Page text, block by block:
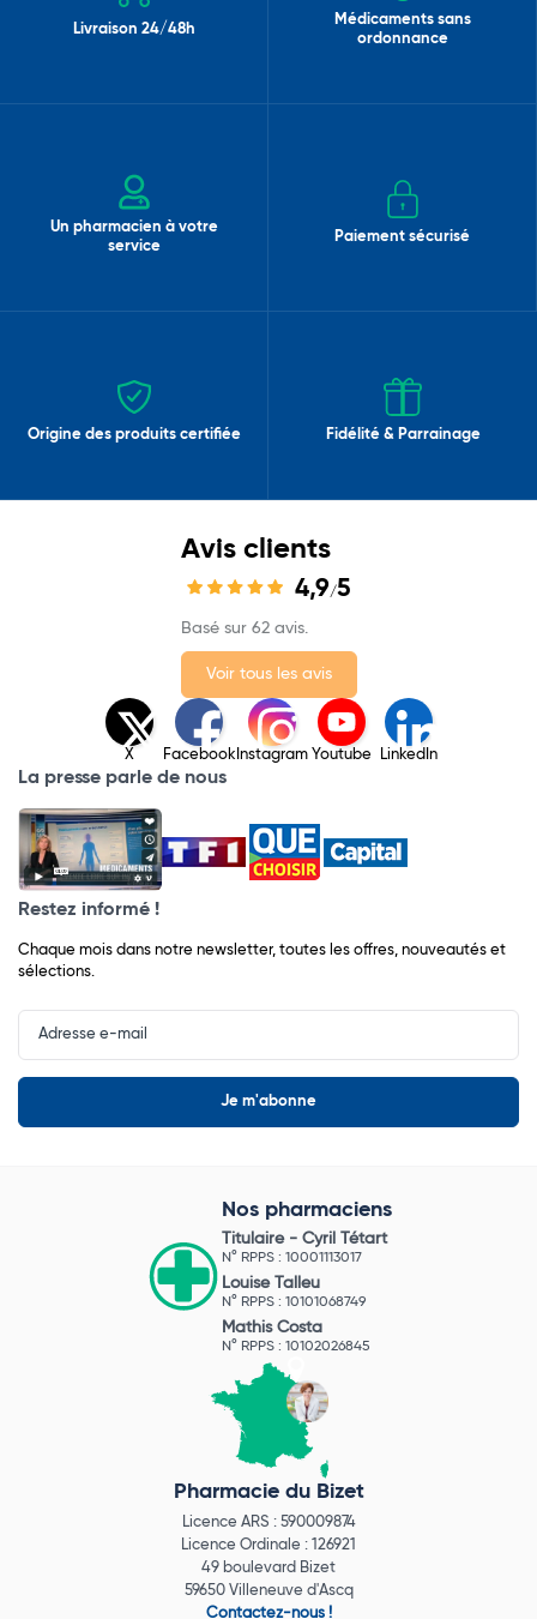
Livraison 24/48h
Médicaments sans
ordonnance
Un pharmacien à votre
service
Paiement sécurisé
Origine des produits certifiée Fidélité & Parrainage
Avis clients
4,9/5
Basé sur 62 avis.
Voir tous les avis
X Facebook Instagram Youtube LinkedIn
La presse parle de nous
Restez informé !
Chaque mois dans notre newsletter, toutes les offres, nouveautés et
sélections.
Input
Newsletter
Nos pharmaciens
Titulaire - Cyril Tétart
N° RPPS : 10001113017
Louise Talleu
N° RPPS : 10101068749
Mathis Costa
N° RPPS : 10102026845
Pharmacie du Bizet
Licence ARS : 590009874
Licence Ordinale : 126921
49 boulevard Bizet
59650 Villeneuve d'Ascq
Contactez-nous !